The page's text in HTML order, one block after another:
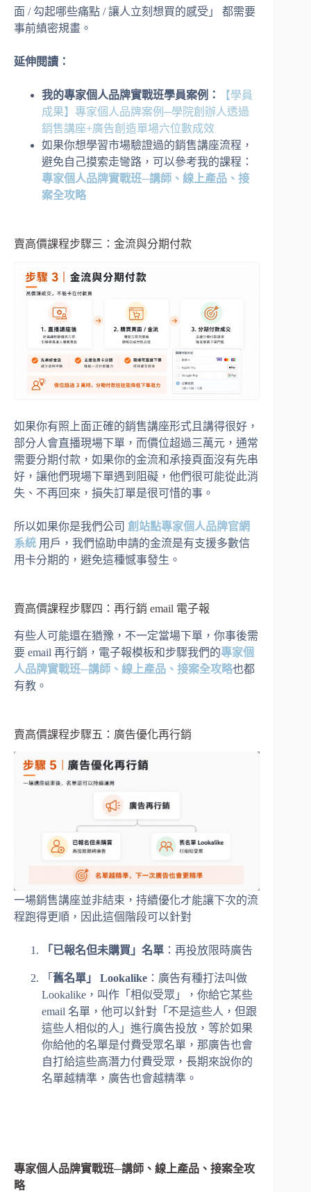
面 / 勾起哪些痛點 / 讓人立刻想買的感受」 都需要
事前縝密規畫。
延伸閱讀：
我的專家個人品牌實戰班學員案例：
【學員
成果】專家個人品牌案例─學院創辦人透過
銷售講座+廣告創造單場六位數成效
如果你想學習市場驗證過的銷售講座流程，
避免自己摸索走彎路，可以參考我的課程：
專家個人品牌實戰班─講師、線上產品、接
案全攻略
賣高價課程步驟三：金流與分期付款
如果你有照上面正確的銷售講座形式且講得很好，
部分人會直播現場下單，而價位超過三萬元，通常
需要分期付款，如果你的金流和承接頁面沒有先串
好，讓他們現場下單遇到阻礙，他們很可能從此消
失、不再回來，損失訂單是很可惜的事。
所以如果你是我們公司 創站點專家個人品牌官網
系統 用戶，我們協助申請的金流是有支援多數信
用卡分期的，避免這種憾事發生。
賣高價課程步驟四：再行銷 email 電子報
有些人可能還在猶豫，不一定當場下單，你事後需
要 email 再行銷，電子報模板和步驟我們的專家個
人品牌實戰班─講師、線上產品、接案全攻略也都
有教。
賣高價課程步驟五：廣告優化再行銷
一場銷售講座並非結束，持續優化才能讓下次的流
程跑得更順，因此這個階段可以針對
「已報名但未購買」名單 ：再投放限時廣告
「 舊名單」 Lookalike ：廣告有種打法叫做
Lookalike，叫作「相似受眾」，你給它某些
email 名單，他可以針對「不是這些人，但跟
這些人相似的人」進行廣告投放，等於如果
你給他的名單是付費受眾名單，那廣告也會
自打給這些高潛力付費受眾，長期來說你的
名單越精準，廣告也會越精準。
專家個人品牌實戰班─講師、線上產品、接案全攻
略